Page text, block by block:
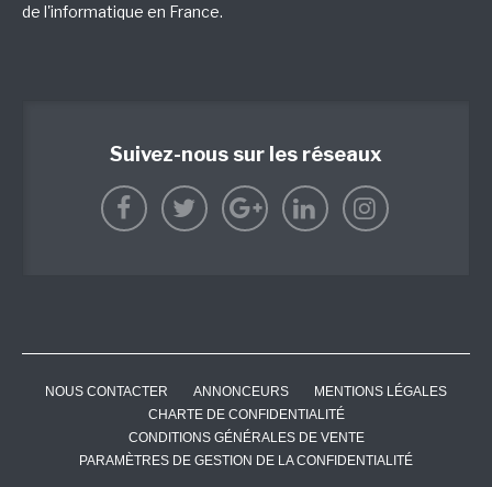
de l'informatique en France.
Suivez-nous sur les réseaux
NOUS CONTACTER ANNONCEURS
MENTIONS LÉGALES
CHARTE DE CONFIDENTIALITÉ
CONDITIONS GÉNÉRALES DE VENTE
PARAMÈTRES DE GESTION DE LA CONFIDENTIALITÉ